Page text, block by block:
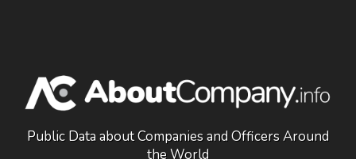
Public Data about Companies and Officers Around
the World